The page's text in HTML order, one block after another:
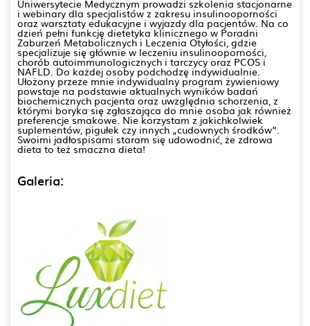
Uniwersytecie Medycznym prowadzi szkolenia stacjonarne
i webinary dla specjalistów z zakresu insulinooporności
oraz warsztaty edukacyjne i wyjazdy dla pacjentów. Na co
dzień pełni funkcję dietetyka klinicznego w Poradni
Zaburzeń Metabolicznych i Leczenia Otyłości, gdzie
specjalizuje się głównie w leczeniu insulinooporności,
chorób autoimmunologicznych i tarczycy oraz PCOS i
NAFLD. Do każdej osoby podchodzę indywidualnie.
Ułożony przeze mnie indywidualny program żywieniowy
powstaje na podstawie aktualnych wyników badań
biochemicznych pacjenta oraz uwzględnia schorzenia, z
którymi boryka się zgłaszająca do mnie osoba jak również
preferencje smakowe. Nie korzystam z jakichkolwiek
suplementów, pigułek czy innych „cudownych środków”.
Swoimi jadłospisami staram się udowodnić, że zdrowa
dieta to też smaczna dieta!
Galeria: